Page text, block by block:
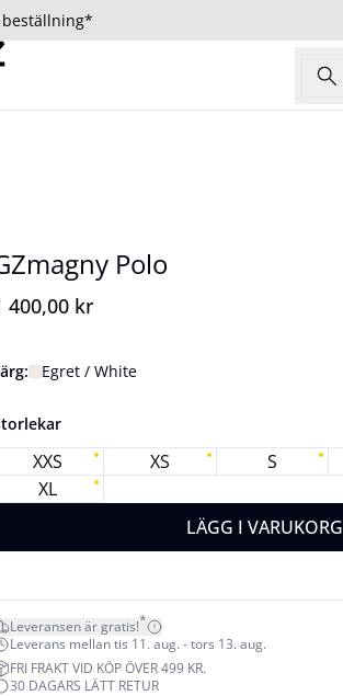
Polo
400,00 kr
Egret / White
XXS XS S
XL
LÄGG I VARUKORG
Leveransen är gratis!*
Leverans mellan tis 11. aug. - tors 13. aug.
FRI FRAKT VID KÖP ÖVER 499 KR.
30 DAGARS LÄTT RETUR